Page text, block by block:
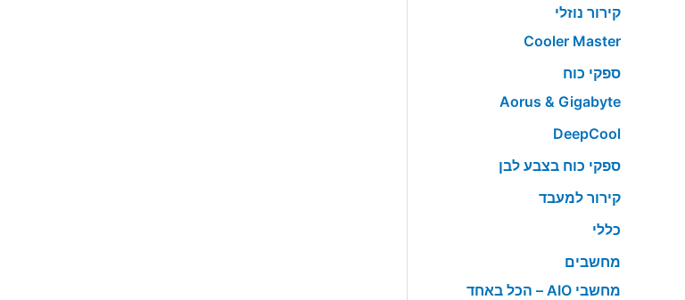
קירור נוזלי
Cooler Master
ספקי כוח
Aorus & Gigabyte
DeepCool
ספקי כוח בצבע לבן
קירור למעבד
כללי
מחשבים
מחשבי AIO – הכל באחד